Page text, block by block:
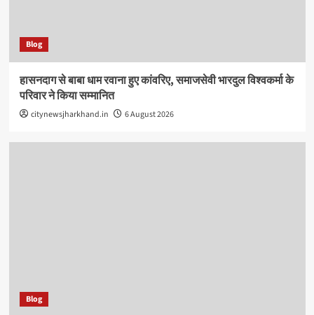
Blog
हासनदाग से बाबा धाम रवाना हुए कांवरिए, समाजसेवी भारदुल विश्वकर्मा के
परिवार ने किया सम्मानित
citynewsjharkhand.in 6 August 2026
Blog